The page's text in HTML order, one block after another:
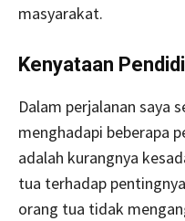
masyarakat.
Kenyataan
Dalam perjalanan saya
menghadapi beberapa
adalah kurangnya
tua terhadap
orang tua tidak